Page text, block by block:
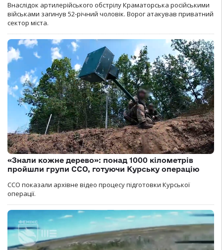
Внаслідок артилерійського обстрілу Краматорська російськими
військами загинув 52-річний чоловік. Ворог атакував приватний
сектор міста.
«Знали кожне дерево»: понад 1000 кілометрів
пройшли групи ССО, готуючи Курську операцію
ССО показали архівне відео процесу підготовки Курської
операції.